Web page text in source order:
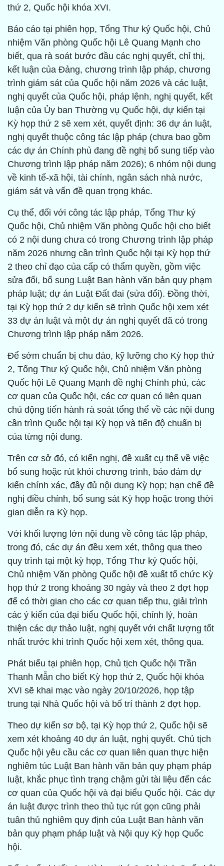
thứ 2, Quốc hội khóa XVI.
Báo cáo tại phiên họp, Tổng Thư ký Quốc hội, Chủ
nhiệm Văn phòng Quốc hội Lê Quang Mạnh cho
biết, qua rà soát bước đầu các nghị quyết, chỉ thị,
kết luận của Đảng, chương trình lập pháp, chương
trình giám sát của Quốc hội năm 2026 và các luật,
nghị quyết của Quốc hội, pháp lệnh, nghị quyết, kết
luận của Ủy ban Thường vụ Quốc hội, dự kiến tại
Kỳ họp thứ 2 sẽ xem xét, quyết định: 36 dự án luật,
nghị quyết thuộc công tác lập pháp (chưa bao gồm
các dự án Chính phủ đang đề nghị bổ sung tiếp vào
Chương trình lập pháp năm 2026); 6 nhóm nội dung
về kinh tế-xã hội, tài chính, ngân sách nhà nước,
giám sát và vấn đề quan trọng khác.
Cụ thể, đối với công tác lập pháp, Tổng Thư ký
Quốc hội, Chủ nhiệm Văn phòng Quốc hội cho biết
có 2 nội dung chưa có trong Chương trình lập pháp
năm 2026 nhưng cần trình Quốc hội tại Kỳ họp thứ
2 theo chỉ đạo của cấp có thẩm quyền, gồm việc
sửa đổi, bổ sung Luật Ban hành văn bản quy phạm
pháp luật; dự án Luật Đất đai (sửa đổi). Đồng thời,
tại Kỳ họp thứ 2 dự kiến sẽ trình Quốc hội xem xét
33 dự án luật và một dự án nghị quyết đã có trong
Chương trình lập pháp năm 2026.
Để sớm chuẩn bị chu đáo, kỹ lưỡng cho Kỳ họp thứ
2, Tổng Thư ký Quốc hội, Chủ nhiệm Văn phòng
Quốc hội Lê Quang Mạnh đề nghị Chính phủ, các
cơ quan của Quốc hội, các cơ quan có liên quan
chủ động tiến hành rà soát tổng thể về các nội dung
cần trình Quốc hội tại Kỳ họp và tiến độ chuẩn bị
của từng nội dung.
Trên cơ sở đó, có kiến nghị, đề xuất cụ thể về việc
bổ sung hoặc rút khỏi chương trình, bảo đảm dự
kiến chính xác, đầy đủ nội dung Kỳ họp; hạn chế đề
nghị điều chỉnh, bổ sung sát Kỳ họp hoặc trong thời
gian diễn ra Kỳ họp.
Với khối lượng lớn nội dung về công tác lập pháp,
trong đó, các dự án đều xem xét, thông qua theo
quy trình tại một kỳ họp, Tổng Thư ký Quốc hội,
Chủ nhiệm Văn phòng Quốc hội đề xuất tổ chức Kỳ
họp thứ 2 trong khoảng 30 ngày và theo 2 đợt họp
để có thời gian cho các cơ quan tiếp thu, giải trình
các ý kiến của đại biểu Quốc hội, chỉnh lý, hoàn
thiện các dự thảo luật, nghị quyết với chất lượng tốt
nhất trước khi trình Quốc hội xem xét, thông qua.
Phát biểu tại phiên họp, Chủ tịch Quốc hội Trần
Thanh Mẫn cho biết Kỳ họp thứ 2, Quốc hội khóa
XVI sẽ khai mạc vào ngày 20/10/2026, họp tập
trung tại Nhà Quốc hội và bố trí thành 2 đợt họp.
Theo dự kiến sơ bộ, tại Kỳ họp thứ 2, Quốc hội sẽ
xem xét khoảng 40 dự án luật, nghị quyết. Chủ tịch
Quốc hội yêu cầu các cơ quan liên quan thực hiện
nghiêm túc Luật Ban hành văn bản quy phạm pháp
luật, khắc phục tình trạng chậm gửi tài liệu đến các
cơ quan của Quốc hội và đại biểu Quốc hội. Các dự
án luật được trình theo thủ tục rút gọn cũng phải
tuân thủ nghiêm quy định của Luật Ban hành văn
bản quy phạm pháp luật và Nội quy Kỳ họp Quốc
hội.